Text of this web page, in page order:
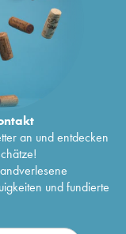
an und entdecken
und fundierte